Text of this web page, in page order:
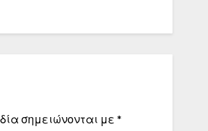
σημειώνονται με *